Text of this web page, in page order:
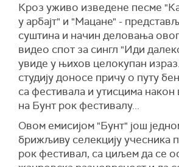
Кроз уживо изведене песме
у арбајт" и "Мацане" -
суштина и начин деловања
видео спот за сингл "Иди
увиде у њихов целокупан
студију доносе причу о путу
са фестивала и утисцима након
на Бунт рок фестивалу...
Овом емисијом "Бунт" још
брижљиву селекцију учесника
рок фестивал, са циљем да се